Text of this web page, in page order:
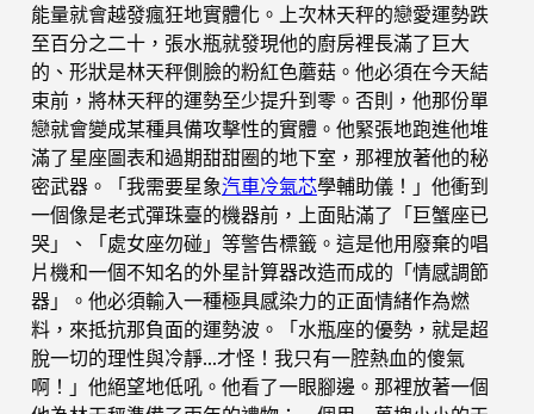
能量就會越發瘋狂地實體化。上次林天秤的戀愛運勢跌
至百分之二十，張水瓶就發現他的廚房裡長滿了巨大
的、形狀是林天秤側臉的粉紅色蘑菇。他必須在今天結
束前，將林天秤的運勢至少提升到零。否則，他那份單
戀就會變成某種具備攻擊性的實體。他緊張地跑進他堆
滿了星座圖表和過期甜甜圈的地下室，那裡放著他的秘
密武器。「我需要星象汽車冷氣芯學輔助儀！」他衝到
一個像是老式彈珠臺的機器前，上面貼滿了「巨蟹座已
哭」、「處女座勿碰」等警告標籤。這是他用廢棄的唱
片機和一個不知名的外星計算器改造而成的「情感調節
器」。他必須輸入一種極具感染力的正面情緒作為燃
料，來抵抗那負面的運勢波。「水瓶座的優勢，就是超
脫一切的理性與冷靜…才怪！我只有一腔熱血的傻氣
啊！」他絕望地低吼。他看了一眼腳邊。那裡放著一個